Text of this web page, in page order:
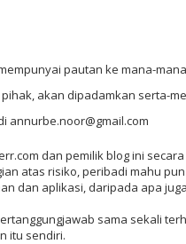
pautan ke mana-
akan dipadamkan serta-
annurbe.noor@gmail.com
dan pemilik blog ini
atas risiko, peribadi mahu
dan aplikasi, daripada apa
sama sekali
itu sendiri.